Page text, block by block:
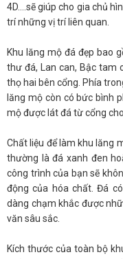
4D....sẽ giúp cho gia chủ
trí những vị trí liên quan.
Khu lăng mộ đá đẹp bao
thư đá, Lan can, Bậc tam
thọ hai bên cổng. Phía
lăng mộ còn có bức bình
mộ được lát đá từ cổng
Chất liệu để làm khu lăng
thường là đá xanh đen
công trình của bạn sẽ
động của hóa chất. Đá
dàng chạm khắc được
văn sâu sắc.
Kích thước của toàn bộ